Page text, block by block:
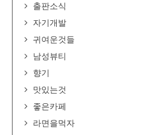
출판소식
자기개발
귀여운것들
남성뷰티
향기
맛있는것
좋은카페
라면을먹자